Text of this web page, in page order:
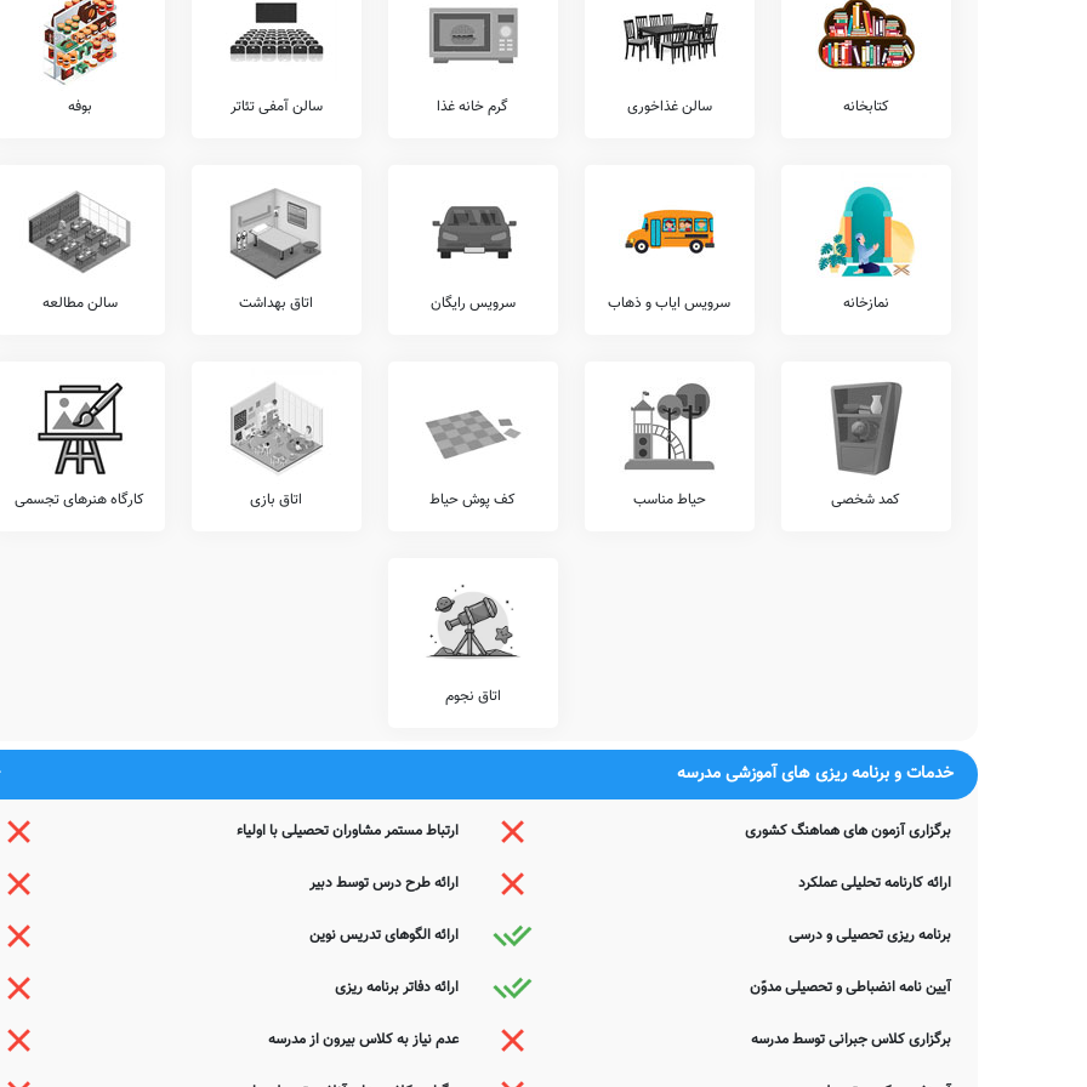
همچنین در خصوص موارد انتقال معلم با دانش آموز به پایه بالاتر، ارائه الگوهای تدریس نوین، ارتباط مستمر مشاوران تحصیلی با اولیاء، برگزاری آزمون های هماهنگ
کشوری، عدم نیاز به کلاس بیرون از مدرسه، برگزاری کلاس های آنلاین توسط معلم، تکالیف روزهای تعطیل در منزل، نیز اطلاع چندانی در دست نمی باشد.
ضمناً شروع کلاس ها در این مدرسه از ساعت 7 صبح لغایت 13 ظهر می باشد.
خدمات هوشمندسازی
خدمات پرورشی
از جهات فعالیت های پرورشی، برگزاری اردوهای علمی و مطالعاتی، برگزاری اردوهای مذهبی، برگزاری مسابقات فرهنگی و هنری درون مدرسه ای، شرکت در مسابقات
ورزشی برون مدرسه ای، برگزاری جشن های ملی، شرکت در مسابقات علمی برون مدرسه ای، برگزاری اردوهای تفریحی و ورزشی، و... در زمره فعالیت های مدرسه شاهد
قرار دارد.
امکانات ورزشی
از نظر امکانات و رشته های ورزشی پوشش داده شده توسط مدرسه شاهد، می توان پس از بازدید از آن در آدرس ، در خصوص امکانات سالن و رزشی، فوتبال، هندبال،
ژیمناستیک، چمن مصنوعی، تنیس روی میز، بسکتبال، والیبال، استخر، فوتبال دستی، ورزش های رزمی، پاتیناژ، و... اطلاعات دقیقتری بدست آورد.
امکانات فوق برنامه
همچنین خدمات فوق برنامه دیگری نیز نظیر آموزش موسیقی، آموزش های مهارتی، آموزش رباتیک، آموزش لگو، آموزش قرآن، کلاس های هوش و خلاقیت، آموزش
کامپیوتر، کلاس های محاسبات ذهنی ریاضی، کلاس های آمادگی آزمون تیزهوشان، آموزش زبان انگلیسی، و... توسط مدارس قابل ارائه می باشد.
شما می توانید جهت کسب اطلاع بیشتر در خصوص خدمات فوق برنامه ارائه شده توسط مدرسه شاهد، با تلفن مدرسه تماس حاصل نمایید.
لذا جهت کسب اطلاعات بیشتر در خصوص ارائه خدمات پزشکی آنالیز ساختار قامتی، شنوایی سنجی، معاینات پدیکلوزیس، معاینات دهان و دندان، بینایی سنجی، و...
می توانید با معاونت اجرایی مدرسه شاهد تماس حاصل نمایید.
آزمایشگاه ها
بدیهی است که وجود آزمایشگاه های گوناگون در هر مدرسه، شامل آزمایشگاه های شیمی، زیست شناسی، ریاضی، علوم، فیزیک، و... باعث افزایش ضریب درک دروس
اغلب مدارس ایران از وجود آکادمی های زبان جداگانه از سیستم آموزشی وزارت آموزش و پرورش، نظیر آکادمی های زبان های انگلیسی، روسی، عربی، فرانسوی،
امکانات جانبی
شامل خدمات برگزاری اردوهای فرهنگی ورزشی رایگان، سامانه برگزاری کلاس های آنلاین آموزشی، نگهداری کیف و کتاب دانش آموزان (کیف در مدرسه)، سامانه ارتباط
کتابخانه سالن غذاخوری گرم خانه غذا سالن آمفی تئاتر بوفه
نمازخانه سرویس ایاب و ذهاب سرویس رایگان اتاق بهداشت سالن مطالعه
کمد شخصی حیاط مناسب کف پوش حیاط اتاق بازی کارگاه هنرهای تجسمی
اتاق نجوم
خدمات و برنامه ریزی های آموزشی مدرسه
برگزاری آزمون های هماهنگ کشوری ارتباط مستمر مشاوران تحصیلی با اولیاء
ارائه کارنامه تحلیلی عملکرد ارائه طرح درس توسط دبیر
برنامه ریزی تحصیلی و درسی ارائه الگوهای تدریس نوین
آیین نامه انضباطی و تحصیلی مدوّن ارائه دفاتر برنامه ریزی
برگزاری کلاس جبرانی توسط مدرسه عدم نیاز به کلاس بیرون از مدرسه